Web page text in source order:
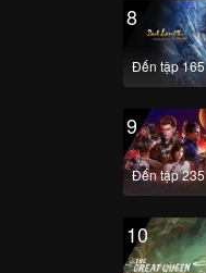
8
Đến tập 165
9
Đến tập 235
10